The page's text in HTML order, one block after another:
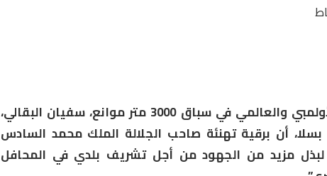
أكد البطل الأولمبي والعالمي في سباق 3000 متر موانع، سفيان البقالي،
بسلا، أن برقية تهنئة صاحب الجلالة الملك محمد السادس
لبذل مزيد من الجهود من أجل تشريف بلدي في المحافل